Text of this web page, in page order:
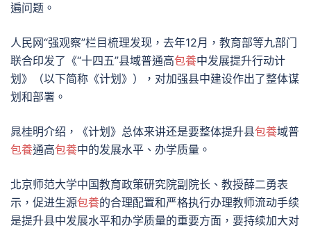
遍问题。
人民网“强观察”栏目梳理发现，去年12月，教育部等九部门
联合印发了《“十四五”县域普通高包養中发展提升行动计
划》（以下简称《计划》），对加强县中建设作出了整体谋
划和部署。
晁桂明介绍，《计划》总体来讲还是要整体提升县包養域普
包養通高包養中的发展水平、办学质量。
北京师范大学中国教育政策研究院副院长、教授薛二勇表
示，促进生源包養的合理配置和严格执行办理教师流动手续
是提升县中发展水平和办学质量的重要方面，要持续加大对